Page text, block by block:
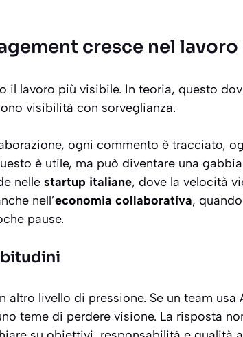
cresce nel
il lavoro più visibile. In teoria, questo
visibilità con sorveglianza.
ogni commento è tracciato,
è utile, ma può diventare una
nelle startup italiane, dove la velocità
nell’economia collaborativa,
pause.
altro livello di pressione. Se un team usa
teme di perdere visione. La risposta